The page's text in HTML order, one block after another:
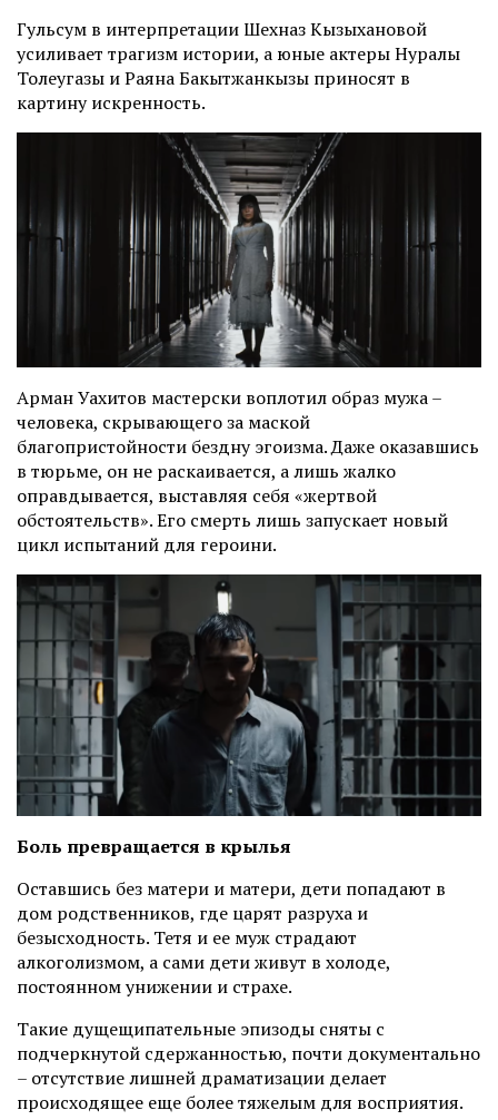
Гульсум в интерпретации Шехназ Кызыхановой
усиливает трагизм истории, а юные актеры Нуралы
Толеугазы и Раяна Бакытжанкызы приносят в
картину искренность.
Арман Уахитов мастерски воплотил образ мужа–
человека, скрывающего за маской
благопристойности бездну эгоизма. Даже оказавшись
в тюрьме, он не раскаивается, а лишь жалко
оправдывается, выставляя себя «жертвой
обстоятельств». Его смерть лишь запускает новый
цикл испытаний для героини.
Боль превращается в крылья
Оставшись без матери и матери, дети попадают в
дом родственников, где царят разруха и
безысходность. Тетя и ее муж страдают
алкоголизмом, а сами дети живут в холоде,
постоянном унижении и страхе.
Такие дущещипательные эпизоды сняты с
подчеркнутой сдержанностью, почти документально
– отсутствие лишней драматизации делает
происходящее еще более тяжелым для восприятия.